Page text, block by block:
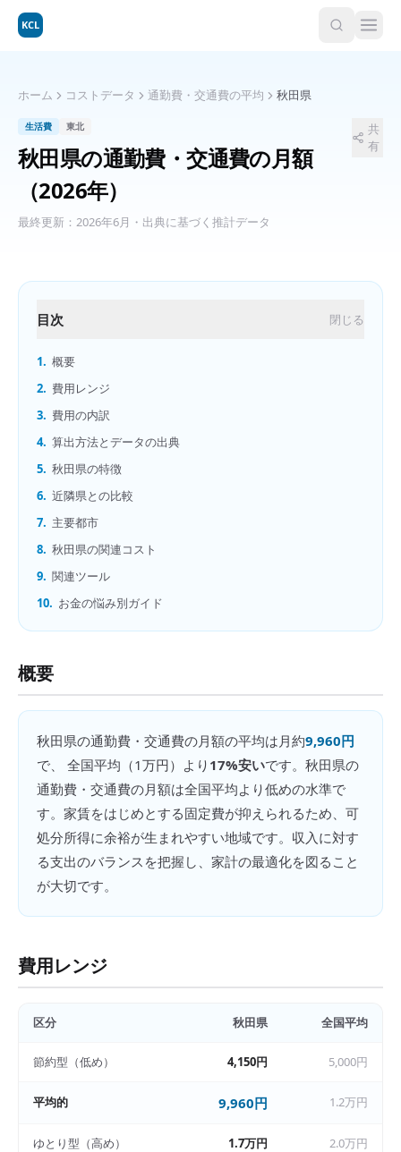
KCL
ホーム コストデータ 通勤費・交通費の平均 秋田県
生活費 東北
秋田県の通勤費・交通費の月額
（2026年）
最終更新： 2026年6月 ・出典に基づく推計データ
共
有
目次 閉じる
1. 概要
2. 費用レンジ
3. 費用の内訳
4. 算出方法とデータの出典
5. 秋田県の特徴
6. 近隣県との比較
7. 主要都市
8. 秋田県の関連コスト
9. 関連ツール
10. お金の悩み別ガイド
概要
秋田県の通勤費・交通費の月額の平均は月約9,960円
で、 全国平均（1万円）より 17%安いです。 秋田県の
通勤費・交通費の月額は全国平均より低めの水準で
す。家賃をはじめとする固定費が抑えられるため、可
処分所得に余裕が生まれやすい地域です。収入に対す
る支出のバランスを把握し、家計の最適化を図ること
が大切です。
費用レンジ
区分 秋田県 全国平均
節約型（低め） 4,150円 5,000円
平均的 9,960円 1.2万円
ゆとり型（高め） 1.7万円 2.0万円